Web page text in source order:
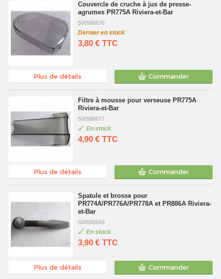
Couvercle de cruche à jus de presse-
agrumes PR775A Riviera-et-Bar
500588676
Dernier en stock
3,80 € TTC
Plus de détails Commander
Filtre à mousse pour verseuse PR775A
Riviera-et-Bar
500588677
En stock
4,90 € TTC
Plus de détails Commander
Spatule et brosse pour
PR774A/PR776A/PR778A et PR886A Riviera-
et-Bar
500590649
En stock
3,90 € TTC
Plus de détails Commander